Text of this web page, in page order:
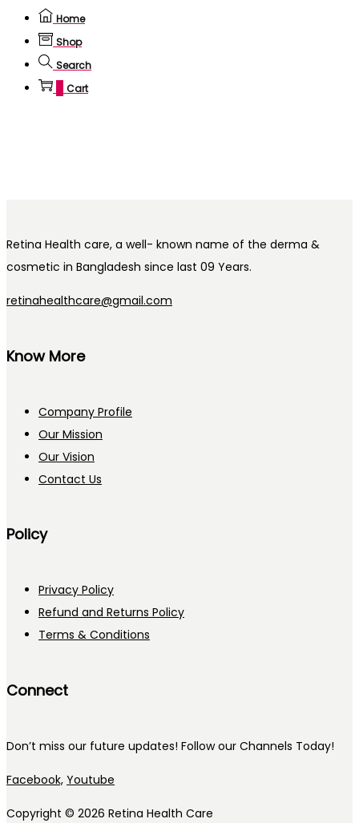
Home
Shop
Search
Cart
Retina Health care, a well- known name of the derma &
cosmetic in Bangladesh since last 09 Years.
retinahealthcare@gmail.com
Know More
Company Profile
Our Mission
Our Vision
Contact Us
Policy
Privacy Policy
Refund and Returns Policy
Terms & Conditions
Connect
Don’t miss our future updates! Follow our Channels Today!
Facebook, Youtube
Copyright © 2026 Retina Health Care